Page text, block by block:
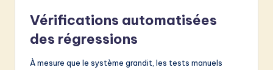
Vérifications automatisées
des régressions
À mesure que le système grandit, les tests manuels